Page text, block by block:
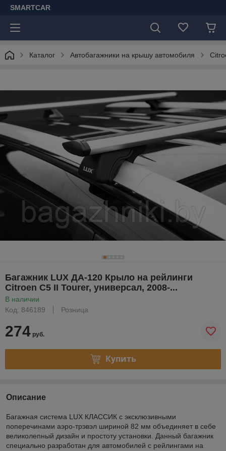
SMARTCAR
Каталог Автобагажники на крышу автомобиля
Багажник LUX ДА-120 Крыло на рейлинги
Citroen C5 II Tourer, универсал, 2008-...
В наличии
Код: 846189
Розница
274 руб.
Купить
Описание
Багажная система LUX КЛАССИК с эксклюзивными
поперечинами аэро-трэвэл шириной 82 мм объединяет в себе
великолепный дизайн и простоту установки. Данный багажник
специально разработан для автомобилей с рейлингами на